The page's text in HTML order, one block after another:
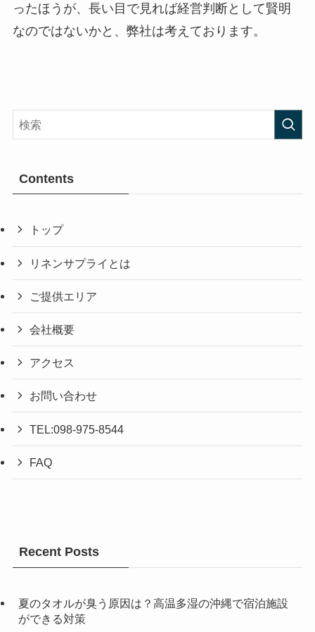
ったほうが、長い目で見れば経営判断として賢明
なのではないかと、弊社は考えております。
Contents
トップ
リネンサプライとは
ご提供エリア
会社概要
アクセス
お問い合わせ
TEL:098-975-8544
FAQ
Recent Posts
夏のタオルが臭う原因は？高温多湿の沖縄で宿泊施設
ができる対策